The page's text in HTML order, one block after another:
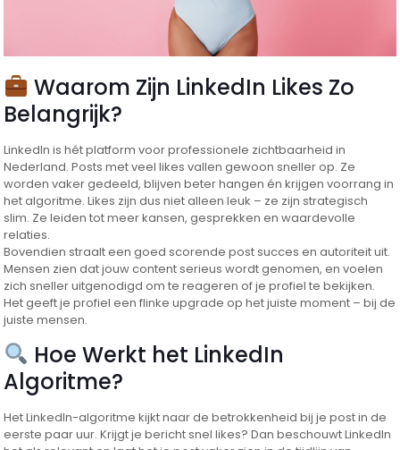
Waarom Zijn LinkedIn Likes Zo
Belangrijk?
LinkedIn is hét platform voor professionele zichtbaarheid in
Nederland. Posts met veel likes vallen gewoon sneller op. Ze
worden vaker gedeeld, blijven beter hangen én krijgen voorrang in
het algoritme. Likes zijn dus niet alleen leuk – ze zijn strategisch
slim. Ze leiden tot meer kansen, gesprekken en waardevolle
relaties.
Bovendien straalt een goed scorende post succes en autoriteit uit.
Mensen zien dat jouw content serieus wordt genomen, en voelen
zich sneller uitgenodigd om te reageren of je profiel te bekijken.
Het geeft je profiel een flinke upgrade op het juiste moment – bij de
juiste mensen.
Hoe Werkt het LinkedIn
Algoritme?
Het LinkedIn-algoritme kijkt naar de betrokkenheid bij je post in de
eerste paar uur. Krijgt je bericht snel likes? Dan beschouwt LinkedIn